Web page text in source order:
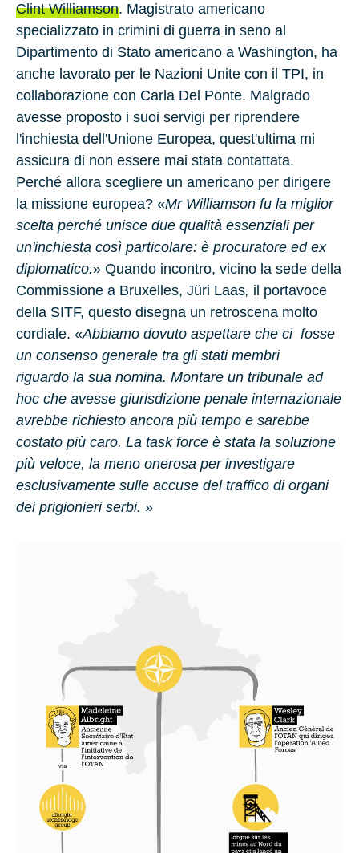
Clint Williamson. Magistrato americano
specializzato in crimini di guerra in seno al
Dipartimento di Stato americano a Washington, ha
anche lavorato per le Nazioni Unite con il TPI, in
collaborazione con Carla Del Ponte. Malgrado
avesse proposto i suoi servigi per riprendere
l'inchiesta dell'Unione Europea, quest'ultima mi
assicura di non essere mai stata contattata.
Perché allora scegliere un americano per dirigere
la missione europea? «Mr Williamson fu la miglior
scelta perché unisce due qualità essenziali per
un'inchiesta così particolare: è procuratore ed ex
diplomatico.» Quando incontro, vicino la sede della
Commissione a Bruxelles, Jüri Laas, il portavoce
della SITF, questo disegna un retroscena molto
cordiale. «Abbiamo dovuto aspettare che ci fosse
un consenso generale tra gli stati membri
riguardo la sua nomina. Montare un tribunale ad
hoc che avesse giurisdizione penale internazionale
avrebbe richiesto ancora più tempo e sarebbe
costato più caro. La task force è stata la soluzione
più veloce, la meno onerosa per investigare
esclusivamente sulle accuse del traffico di organi
dei prigionieri serbi. »